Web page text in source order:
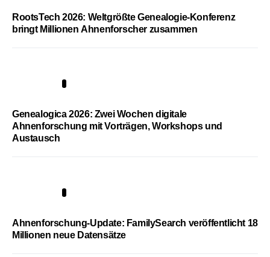
RootsTech 2026: Weltgrößte Genealogie-Konferenz
bringt Millionen Ahnenforscher zusammen
Genealogica 2026: Zwei Wochen digitale
Ahnenforschung mit Vorträgen, Workshops und
Austausch
Ahnenforschung-Update: FamilySearch veröffentlicht 18
Millionen neue Datensätze